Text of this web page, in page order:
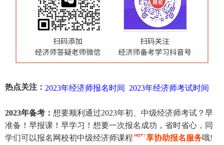
热点关注： 2023年经济师报名时间 2023年经济师考试时间
2023年备考： 想要顺利通过2023年初、中级经济师考试？早
准备！早报课！早学习！想要一次报名成功，省时省心，同
学们可以报名网校初中级经济师课程
享协助报名服务哦!